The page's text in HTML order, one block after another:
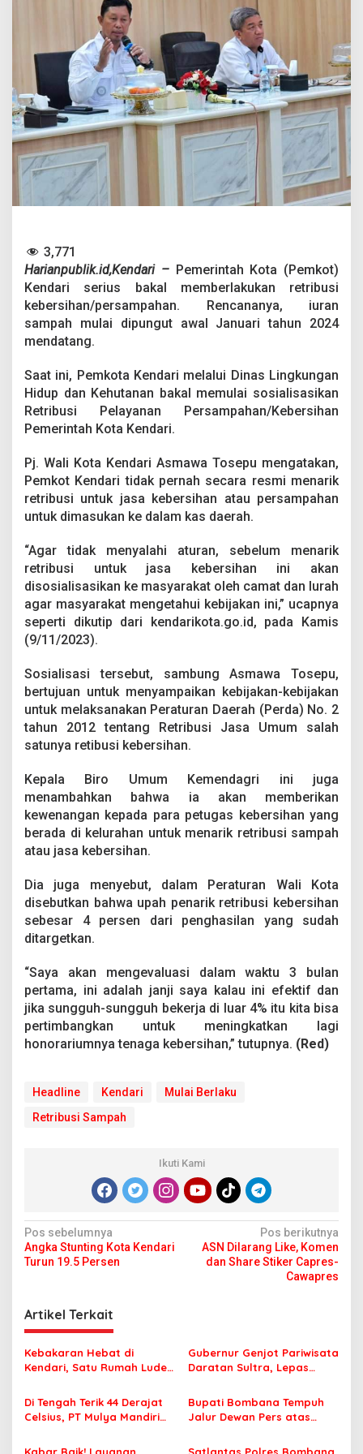
K
e
n
d
a
r
M
u
l
r
u
w
a
l
4
3,771
Harianpublik.id,Kendari – Pemerintah Kota (Pemkot)
Kendari serius bakal memberlakukan retribusi
kebersihan/persampahan. Rencananya, iuran
sampah mulai dipungut awal Januari tahun 2024
mendatang.
Saat ini, Pemkota Kendari melalui Dinas Lingkungan
Hidup dan Kehutanan bakal memulai sosialisasikan
Retribusi Pelayanan Persampahan/Kebersihan
Pemerintah Kota Kendari.
Pj. Wali Kota Kendari Asmawa Tosepu mengatakan,
Pemkot Kendari tidak pernah secara resmi menarik
retribusi untuk jasa kebersihan atau persampahan
untuk dimasukan ke dalam kas daerah.
“Agar tidak menyalahi aturan, sebelum menarik
retribusi untuk jasa kebersihan ini akan
disosialisasikan ke masyarakat oleh camat dan lurah
agar masyarakat mengetahui kebijakan ini,” ucapnya
seperti dikutip dari kendarikota.go.id, pada Kamis
(9/11/2023).
Sosialisasi tersebut, sambung Asmawa Tosepu,
bertujuan untuk menyampaikan kebijakan-kebijakan
untuk melaksanakan Peraturan Daerah (Perda) No. 2
tahun 2012 tentang Retribusi Jasa Umum salah
satunya retibusi kebersihan.
Kepala Biro Umum Kemendagri ini juga
menambahkan bahwa ia akan memberikan
kewenangan kepada para petugas kebersihan yang
berada di kelurahan untuk menarik retribusi sampah
atau jasa kebersihan.
Dia juga menyebut, dalam Peraturan Wali Kota
disebutkan bahwa upah penarik retribusi kebersihan
sebesar 4 persen dari penghasilan yang sudah
ditargetkan.
“Saya akan mengevaluasi dalam waktu 3 bulan
pertama, ini adalah janji saya kalau ini efektif dan
jika sungguh-sungguh bekerja di luar 4% itu kita bisa
pertimbangkan untuk meningkatkan lagi
honorariumnya tenaga kebersihan,” tutupnya. (Red)
Headline Kendari
Mulai Berlaku
Retribusi Sampah
Ikuti Kami
N
a
i
g
a
s
i
p
Pos sebelumnya
Angka Stunting Kota Kendari
Turun 19.5 Persen
Pos berikutnya
ASN Dilarang Like, Komen
dan Share Stiker Capres-
Cawapres
Artikel Terkait
Kebakaran Hebat di
Kendari, Satu Rumah Ludes
Gubernur Genjot Pariwisata
Daratan Sultra, Lepas
Tiga Kabupaten Unggulan
Di Tengah Terik 44 Derajat
Celsius, PT Mulya Mandiri
Jamaah Tetap Sehat dan
Bupati Bombana Tempuh
Jalur Dewan Pers atas
Korupsi Jembatan Cirauci II